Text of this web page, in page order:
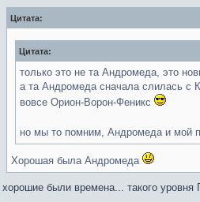
Цитата:
Цитата:
только это не та Андромеда, это
а та Андромеда сначала слилась с
вовсе Орион-Ворон-Феникс
но мы то помним, Андромеда и мой
Хорошая была Андромеда
хорошие были времена... такого